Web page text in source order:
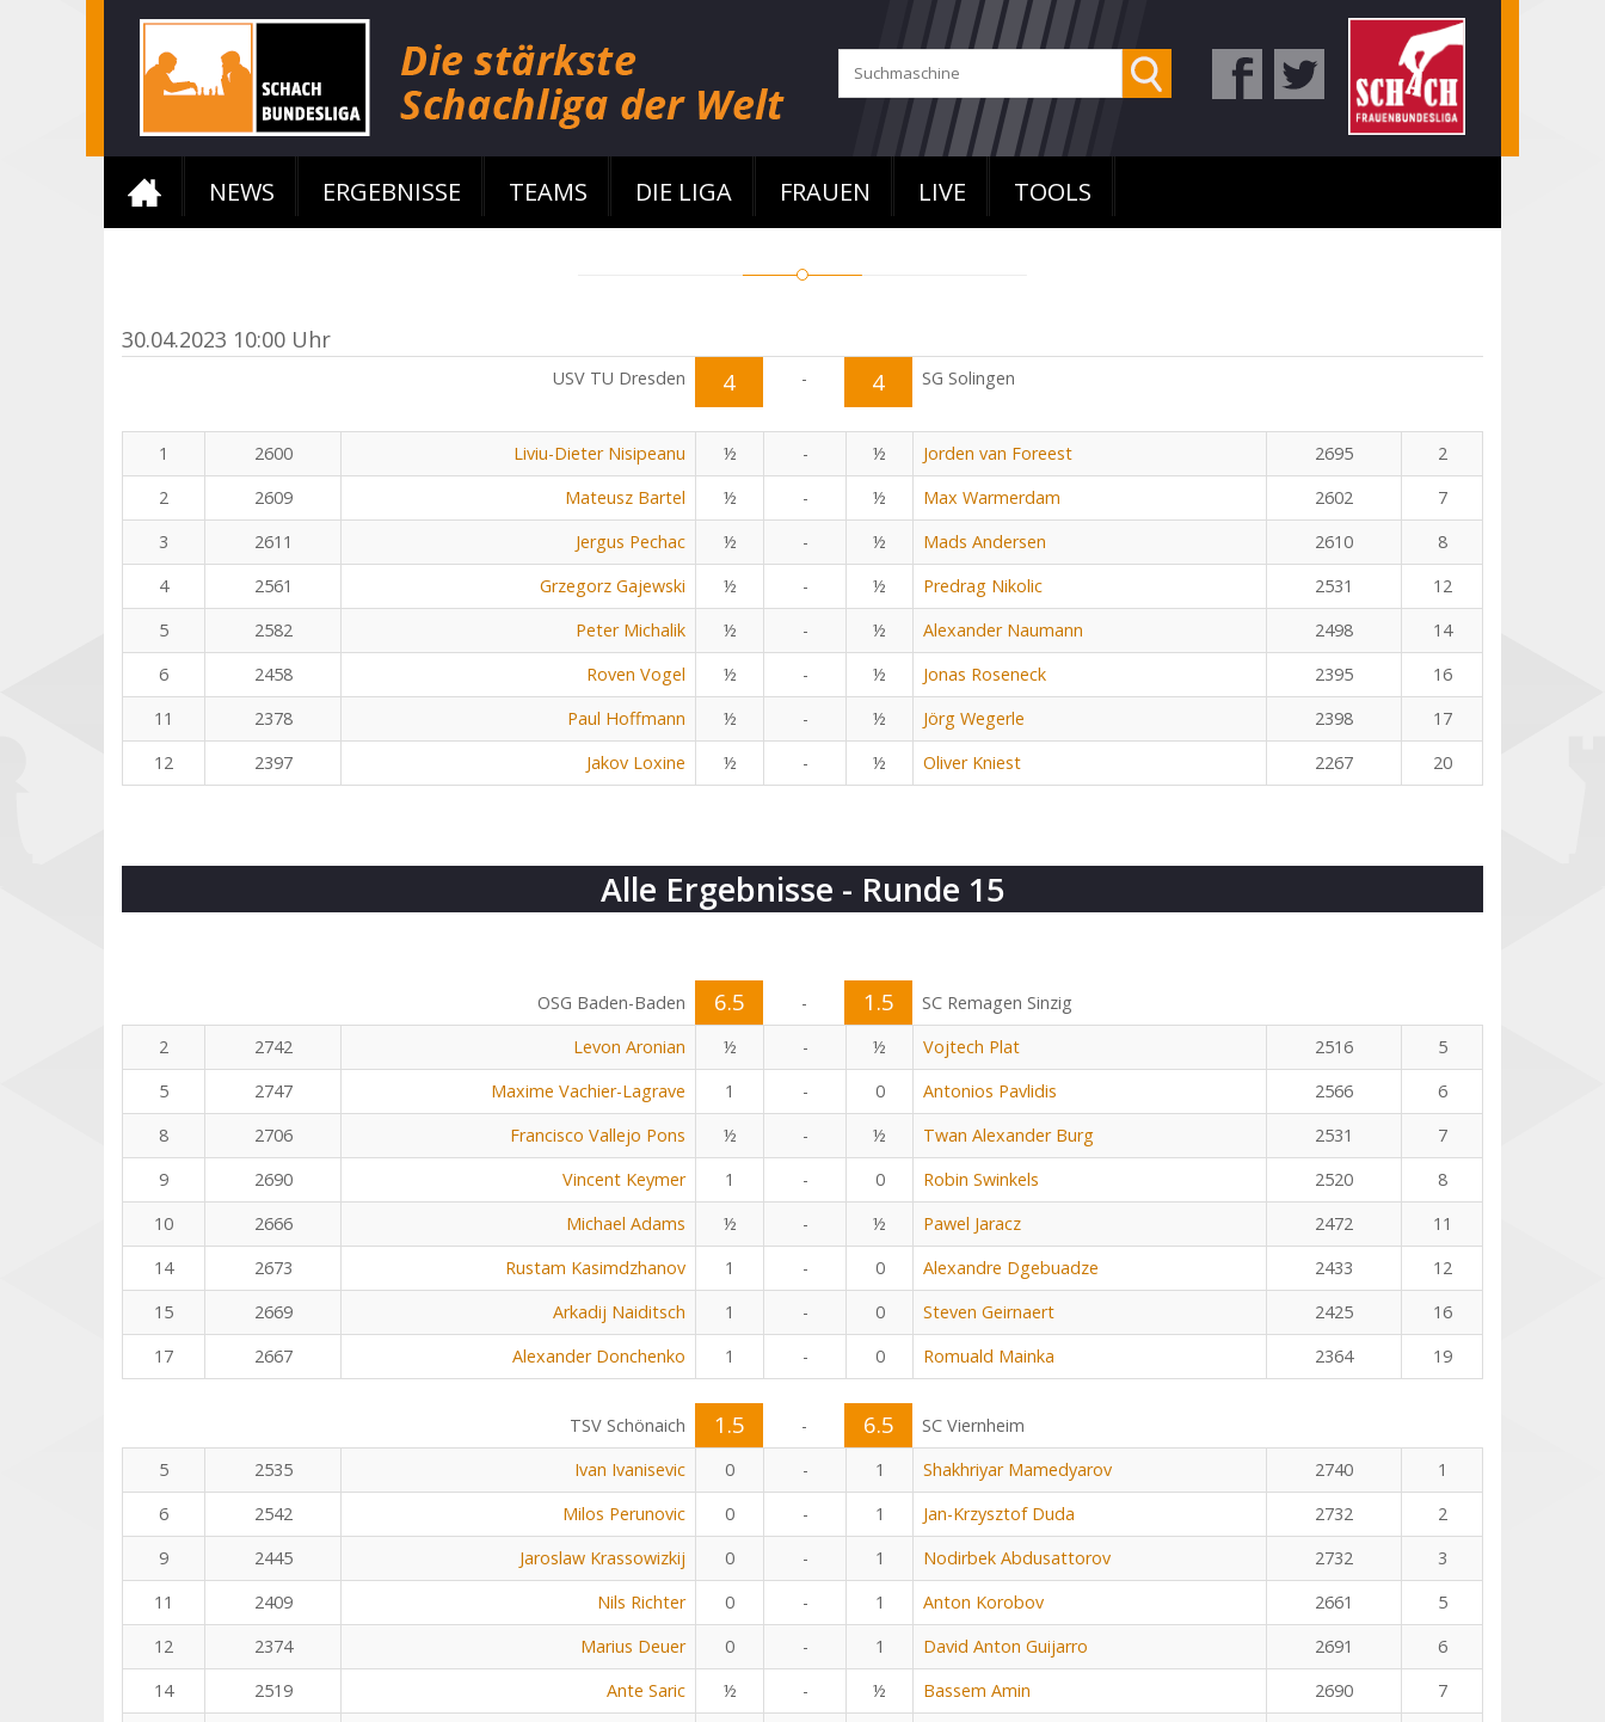
NEWS ERGEBNISSE TEAMS DIE LIGA FRAUEN LIVE TOOLS
30.04.2023 10:00 Uhr
USV TU Dresden 4 - 4 SG Solingen
1 2600 Liviu-Dieter Nisipeanu ½ - ½ Jorden van Foreest 2695
2
2
2609 Mateusz Bartel ½ - ½ Max Warmerdam 2602
7
3
2611 Jergus Pechac ½ - ½ Mads Andersen 2610
8
4
2561 Grzegorz Gajewski ½ - ½ Predrag Nikolic 2531
12
5
2582 Peter Michalik ½ - ½ Alexander Naumann 2498
14
6
2458 Roven Vogel ½ - ½ Jonas Roseneck 2395
16
11
2378 Paul Hoffmann ½ - ½ Jörg Wegerle 2398
17
12
2397 Jakov Loxine ½ - ½ Oliver Kniest 2267 20
Alle Ergebnisse - Runde 15
OSG Baden-Baden 6.5 - 1.5
SC Remagen Sinzig
2
2742 Levon Aronian ½ - ½ Vojtech Plat 2516
5
5
2747 Maxime Vachier-Lagrave 1 - 0 Antonios Pavlidis 2566
6
8
2706 Francisco Vallejo Pons ½ - ½ Twan Alexander Burg 2531
7
9
2690 Vincent Keymer 1 - 0 Robin Swinkels 2520
8
10
2666 Michael Adams ½ - ½ Pawel Jaracz 2472
11
14
2673 Rustam Kasimdzhanov 1 - 0 Alexandre Dgebuadze 2433
12
15
2669 Arkadij Naiditsch 1 - 0 Steven Geirnaert 2425
16
17
2667 Alexander Donchenko 1 - 0 Romuald Mainka 2364 19
TSV Schönaich 1.5 - 6.5
SC Viernheim
5
2535 Ivan Ivanisevic 0 - 1 Shakhriyar Mamedyarov 2740
1
6
2542 Milos Perunovic 0 - 1 Jan-Krzysztof Duda 2732
2
9
2445 Jaroslaw Krassowizkij 0 - 1 Nodirbek Abdusattorov 2732
3
11
2409 Nils Richter 0 - 1 Anton Korobov 2661
5
12
2374 Marius Deuer 0 - 1 David Anton Guijarro 2691
6
14
2519 Ante Saric ½ - ½ Bassem Amin 2690
7